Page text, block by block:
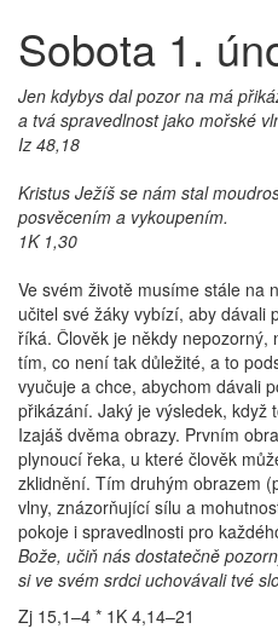
Sobota 1.
Jen kdybys dal pozor na má
a tvá spravedlnost jako mořské
Iz 48,18
Kristus Ježíš se nám stal
posvěcením a vykoupením.
1K 1,30
Ve svém životě musíme stále na
učitel své žáky vybízí, aby dávali
říká. Člověk je někdy nepozorný,
tím, co není tak důležité, a to
vyučuje a chce, abychom dávali
přikázání. Jaký je výsledek, když
Izajáš dvěma obrazy. Prvním
plynoucí řeka, u které člověk
zklidnění. Tím druhým obrazem
vlny, znázorňující sílu a
pokoje i spravedlnosti pro
Bože, učiň nás dostatečně
si ve svém srdci uchovávali tvé
Zj 15,1–4 * 1K 4,14–21